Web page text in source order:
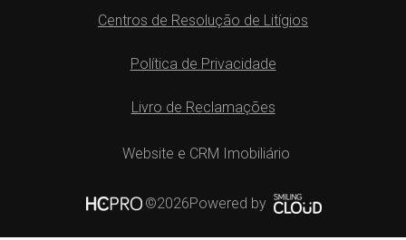
Centros de Resolução de Litígios
Política de Privacidade
Livro de Reclamações
Website e CRM Imobiliário
©2026Powered by